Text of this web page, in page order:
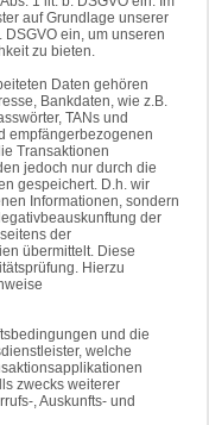
auf Grundlage unserer
DSGVO ein, um unseren
zu bieten.
Daten gehören
Bankdaten, wie z.B.
TANs und
empfängerbezogenen
Transaktionen
jedoch nur durch die
gespeichert. D.h. wir
Informationen, sondern
der
der
übermittelt. Diese
Hierzu
und die
welche
zwecks weiterer
, Auskunfts- und